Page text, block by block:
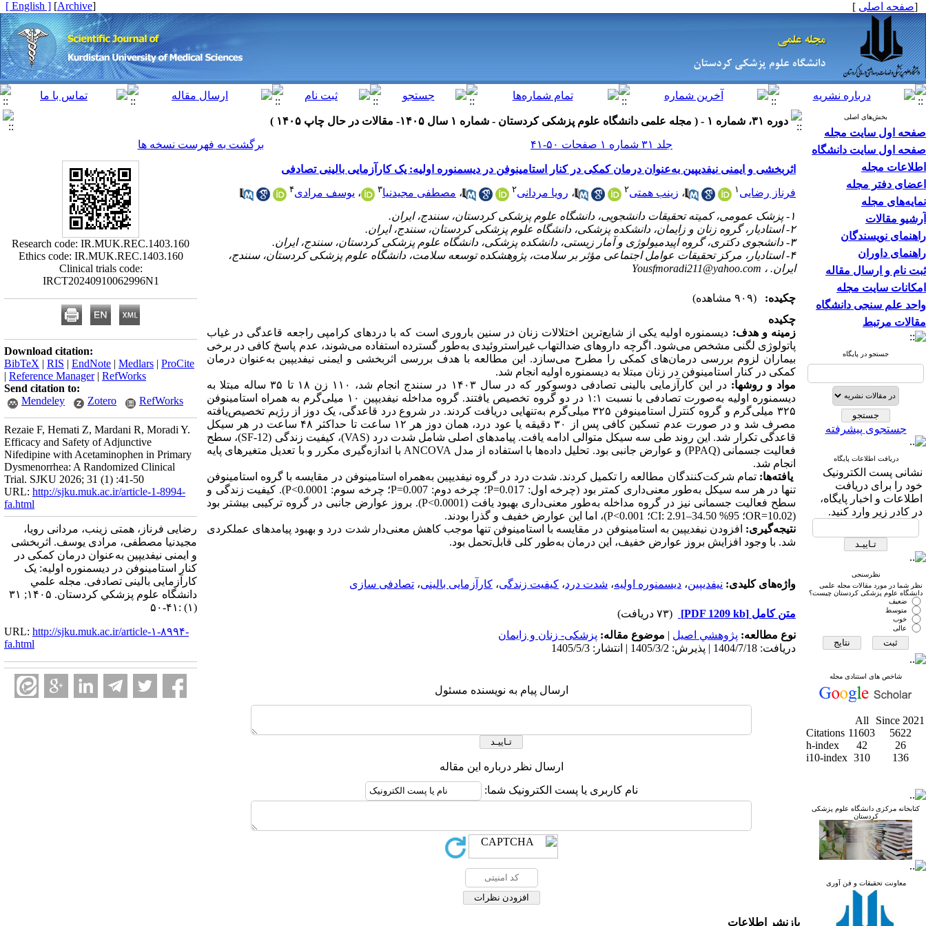
[صفحه اصلی ]
[
Archive
]
[ English ]
بخش‌های اصلی
صفحه اول سایت مجله
صفحه اول سایت دانشگاه
اطلاعات مجله
اعضای دفتر مجله
نمایه‌های مجله
آرشیو مقالات
راهنمای نویسندگان
راهنمای داوران
ثبت نام و ارسال مقاله
امکانات سایت مجله
واحد علم سنجی دانشگاه
مقالات مرتبط
جستجو در پایگاه
جستجوی پیشرفته
دریافت اطلاعات پایگاه
نشانی پست الکترونیک
خود را برای دریافت
اطلاعات و اخبار پایگاه،
در کادر زیر وارد کنید.
نظرسنجی
نظر شما در مورد مقالات مجله علمی
دانشگاه علوم پزشکی کردستان چیست؟
ضعیف
متوسط
خوب
عالی
شاخص های استنادی مجله
All
Since 2021
Citations 11603
5622
h-index
42
26
i10-index 310 136
کتابخانه مرکزی دانشگاه علوم پزشکی
کردستان
معاونت تحقیقات و فن آوری
دوره ۳۱، شماره ۱ - ( مجله علمی دانشگاه علوم پزشکی کردستان - شماره ۱ سال ۱۴۰۵- مقالات در حال چاپ ۱۴۰۵ )
جلد ۳۱ شماره ۱ صفحات ۵۰-۴۱
برگشت به فهرست نسخه ها
اثربخشی و ایمنی نیفدیپین به‌عنوان درمان کمکی در کنار استامینوفن در دیسمنوره اولیه: یک کارآزمایی بالینی تصادفی
فرناز رضایی ۱ ، زینب همتی۲ ، رویا مردانی۲ ، مصطفی مجیدنیا۳ ، یوسف مرادی۴
۱- پزشک عمومی، کمیته تحقیقات دانشجویی، دانشگاه علوم پزشکی کردستان، سنندج، ایران.
۲- استادیار، گروه زنان و زایمان، دانشکده پزشکی، دانشگاه علوم پزشکی کردستان، سنندج، ایران.
۳- دانشجوی دکتری، گروه اپیدمیولوژی و آمار زیستی، دانشکده پزشکی، دانشگاه علوم پزشکی کردستان، سنندج، ایران.
۴- استادیار، مرکز تحقیقات عوامل اجتماعی مؤثر بر سلامت، پژوهشکده توسعه سلامت، دانشگاه علوم پزشکی کردستان، سنندج،
ایران. ، Yousfmoradi211@yahoo.com
چکیده:
(۹۰۹ مشاهده)
چکیده
زمینه و هدف: دیسمنوره اولیه یکی از شایع‌ترین اختلالات زنان در سنین باروری است که با دردهای کرامپی راجعه قاعدگی در غیاب
پاتولوژی لگنی مشخص می‌شود. اگرچه داروهای ضدالتهاب غیراستروئیدی به‌طور گسترده استفاده می‌شوند، عدم پاسخ کافی در برخی
بیماران لزوم بررسی درمان‌های کمکی را مطرح می‌سازد. این مطالعه با هدف بررسی اثربخشی و ایمنی نیفدیپین به‌عنوان درمان
کمکی در کنار استامینوفن در زنان مبتلا به دیسمنوره اولیه انجام شد.
مواد و روش­ها:
در این کارآزمایی بالینی تصادفی دوسوکور که در سال ۱۴۰۳ در سنندج انجام شد، ۱۱۰ زن ۱۸ تا ۳۵ ساله مبتلا به
دیسمنوره اولیه به‌صورت تصادفی با نسبت ۱:۱ در دو گروه تخصیص یافتند. گروه مداخله نیفدیپین ۱۰ میلی‌گرم به همراه استامینوفن
۳۲۵ میلی‌گرم و گروه کنترل استامینوفن ۳۲۵ میلی‌گرم به‌تنهایی دریافت کردند. در شروع درد قاعدگی، یک دوز از رژیم تخصیص‌یافته
مصرف شد و در صورت عدم تسکین کافی پس از ۳۰ دقیقه یا عود درد، همان دوز هر ۱۲ ساعت تا حداکثر ۴۸ ساعت در هر سیکل
قاعدگی تکرار شد. این روند طی سه سیکل متوالی ادامه یافت. پیامدهای اصلی شامل شدت درد (VAS)، کیفیت زندگی (SF-12)، سطح
فعالیت جسمانی (PPAQ) و عوارض جانبی بود. تحلیل داده‌ها با استفاده از مدل ANCOVA با اندازه‌گیری مکرر و با تعدیل متغیرهای پایه
انجام شد.
یافته‌ها: تمام شرکت‌کنندگان مطالعه را تکمیل کردند. شدت درد در گروه نیفدیپین به‌همراه استامینوفن در مقایسه با گروه استامینوفن
تنها در هر سه سیکل به‌طور معنی‌داری کمتر بود (چرخه اول: 0.017=
P؛ چرخه دوم: 0.007= P؛ چرخه سوم: 0.0001> P). کیفیت زندگی و
سطح فعالیت جسمانی نیز در گروه مداخله به‌طور معنی‌داری بهبود یافت (0.0001>
P). بروز عوارض جانبی در گروه ترکیبی بیشتر بود
(
OR=10.02؛ 95% CI: 2.91–34.50؛ 0.001> P)، اما این عوارض خفیف و گذرا بودند.
نتیجه‌گیری: افزودن نیفدیپین به استامینوفن در مقایسه با استامینوفن تنها موجب کاهش معنی‌دار شدت درد و بهبود پیامدهای عملکردی
شد. با وجود افزایش بروز عوارض خفیف، این درمان به‌طور کلی قابل‌تحمل بود.
واژه‌های کلیدی: نیفدیپین، دیسمنوره اولیه، شدت درد، کیفیت زندگی، کارآزمایی بالینی، تصادفی سازی
متن کامل [PDF 1209 kb]
(۷۳ دریافت)
نوع مطالعه: پژوهشي اصیل | موضوع مقاله: پزشکی- زنان و زایمان
دریافت: 1404/7/18 | پذیرش: 1405/3/2 | انتشار: 1405/5/3
ارسال پیام به نویسنده مسئول
ارسال نظر درباره این مقاله
نام کاربری یا پست الکترونیک شما:
Research code: IR.MUK.REC.1403.160
Ethics code: IR.MUK.REC.1403.160
Clinical trials code:
IRCT20240910062996N1
Download citation:
BibTeX | RIS | EndNote | Medlars | ProCite
| Reference Manager| RefWorks
Send citation to:
Mendeley
Zotero RefWorks
Rezaie F, Hemati Z, Mardani R, Moradi Y.
Efficacy and Safety of Adjunctive
Nifedipine with Acetaminophen in Primary
Dysmenorrhea: A Randomized Clinical
Trial. SJKU 2026; 31 (1) :41-50
URL: http://sjku.muk.ac.ir/article-1-8994-
fa.html
رضایی فرناز، همتی زینب، مردانی رویا،
مجیدنیا مصطفی، مرادی یوسف. اثربخشی
و ایمنی نیفدیپین به‌عنوان درمان کمکی در
کنار استامینوفن در دیسمنوره اولیه: یک
کارآزمایی بالینی تصادفی. مجله علمي
دانشگاه علوم پزشكي كردستان. ۱۴۰۵; ۳۱
(۱) :۴۱-۵۰
URL: http://sjku.muk.ac.ir/article-۱-۸۹۹۴-
fa.html
بازنشر اطلاعات